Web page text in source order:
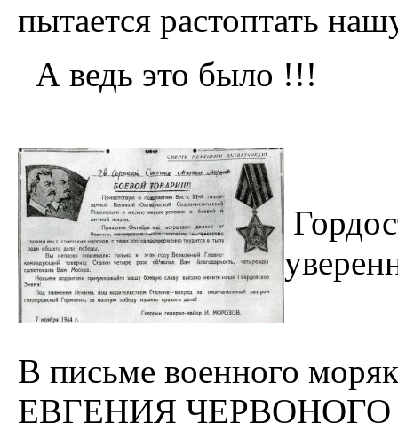
пытается растоптать
А ведь это было !!!
В письме военного
ЕВГЕНИЯ ЧЕРВОНОГО